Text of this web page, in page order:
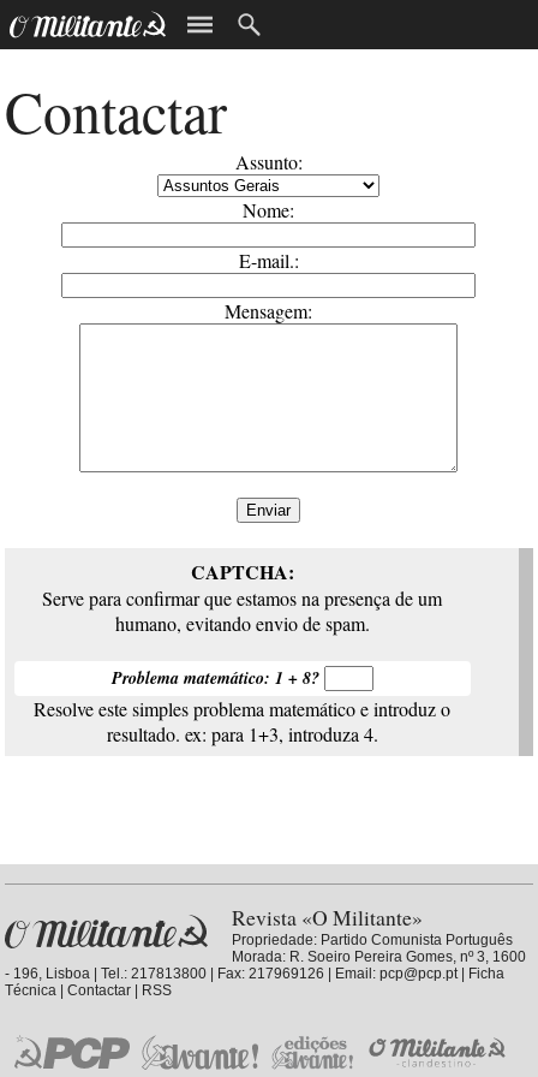
Contactar
Assunto:
Nome:
E-mail.:
Mensagem:
CAPTCHA:
Serve para confirmar que estamos na presença de um
humano, evitando envio de spam.
Problema matemático: 1 + 8?
Resolve este simples problema matemático e introduz o
resultado. ex: para 1+3, introduza 4.
Revista «O Militante»
Propriedade: Partido Comunista Português
Morada: R. Soeiro Pereira Gomes, nº 3, 1600
- 196, Lisboa | Tel.: 217813800 | Fax: 217969126 | Email: pcp@pcp.pt |
Ficha
Técnica |Contactar RSS